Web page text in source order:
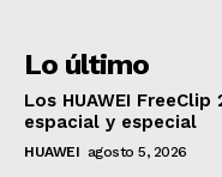
Lo último
Los HUAWEI
espacial y especial
HUAWEI agosto 5, 2026